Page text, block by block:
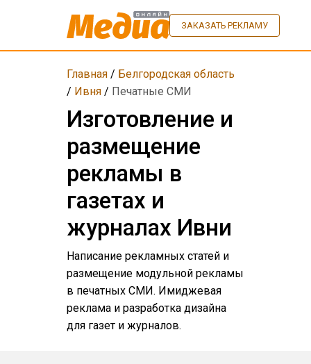
ЗАКАЗАТЬ РЕКЛАМУ
Главная / Белгородская область
/ Ивня / Печатные СМИ
Изготовление и
размещение
рекламы в
газетах и
журналах Ивни
Написание рекламных статей и
размещение модульной рекламы
в печатных СМИ. Имиджевая
реклама и разработка дизайна
для газет и журналов.